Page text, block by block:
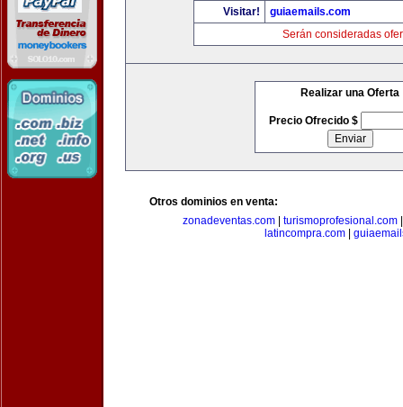
Visitar!
guiaemails.com
Serán consideradas
Realizar una Oferta
Precio Ofrecido $
Otros dominios en venta:
zonadeventas.com| turismoprofesional.com
latincompra.com|